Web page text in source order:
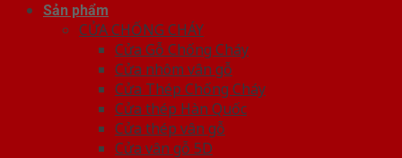
Sản phẩm
CỬA CHỐNG CHÁY
Cửa Gỗ Chống Cháy
Cửa nhôm vân gỗ
Cửa Thép Chống Cháy
Cửa thép Hàn Quốc
Cửa thép vân gỗ
Cửa vân gỗ 5D